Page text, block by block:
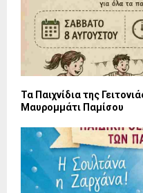
Τα Παιχνίδια της
Μαυρομμάτι Παμίσου